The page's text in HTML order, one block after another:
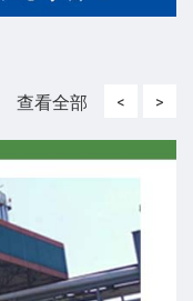
查看全部 < >